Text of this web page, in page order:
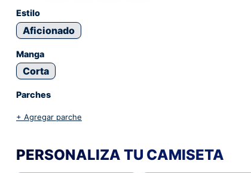
Estilo
Aficionado
Manga
Corta
Parches
+ Agregar parche
PERSONALIZA TU CAMISETA